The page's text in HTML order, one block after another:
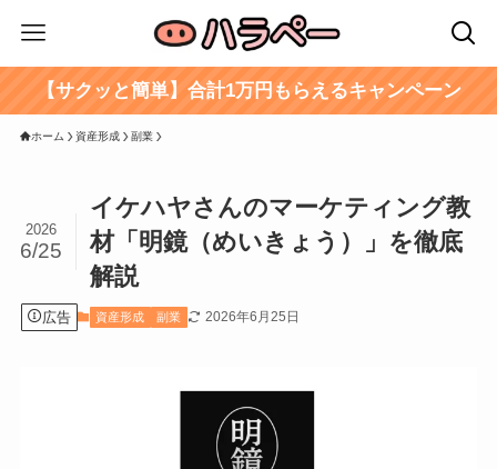
【サクッと簡単】合計1万円もらえるキャンペーン
ホーム 資産形成 副業
イケハヤさんのマーケティング教
材「明鏡（めいきょう）」を徹底
解説
2026
6/25
広告 資産形成 副業 2026年6月25日